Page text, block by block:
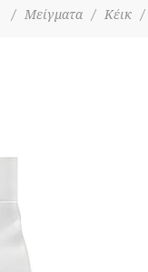
/ Μείγματα / Κέικ /